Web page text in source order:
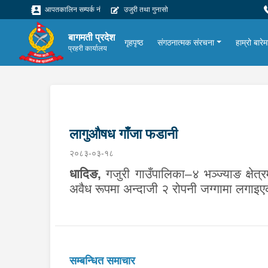
आपतकालिन सम्पर्क नं उजुरी तथा गुनासो
बागमती प्रदेश
प्रहरी कार्यालय
गृहपृष्ठ संगठनात्मक संरचना हाम्रो
लागुऔषध गाँजा फडानी
२०८३-०३-१८
धादिङ,गजुरी गाउँपालिका–४ भञ्ज्याङ
अवैध रूपमा अन्दाजी २ रोपनी जग्गामा
सम्बन्धित समाचार